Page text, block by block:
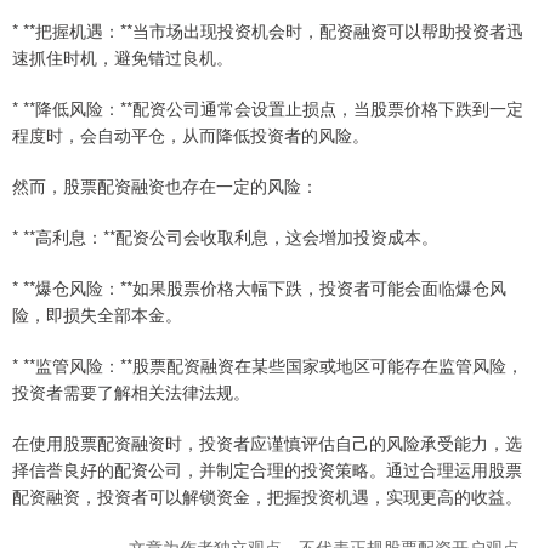
* **把握机遇：**当市场出现投资机会时，配资融资可以帮助投资者迅
速抓住时机，避免错过良机。
* **降低风险：**配资公司通常会设置止损点，当股票价格下跌到一定
程度时，会自动平仓，从而降低投资者的风险。
然而，股票配资融资也存在一定的风险：
* **高利息：**配资公司会收取利息，这会增加投资成本。
* **爆仓风险：**如果股票价格大幅下跌，投资者可能会面临爆仓风
险，即损失全部本金。
* **监管风险：**股票配资融资在某些国家或地区可能存在监管风险，
投资者需要了解相关法律法规。
在使用股票配资融资时，投资者应谨慎评估自己的风险承受能力，选
择信誉良好的配资公司，并制定合理的投资策略。通过合理运用股票
配资融资，投资者可以解锁资金，把握投资机遇，实现更高的收益。